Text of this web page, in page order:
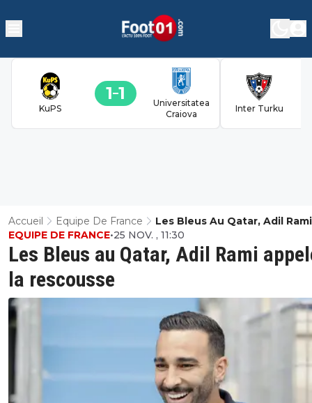
KuPS
1 1
Universitatea
Craiova
Inter Turku
Accueil Equipe De France
Les Bleus Au Qatar, Adil Rami
Appelé À La Rescousse
Les Bleus au Qatar, Adil Rami
la rescousse
EQUIPE DE FRANCE•25 NOV. , 11:30